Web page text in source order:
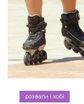
розваги і хобі